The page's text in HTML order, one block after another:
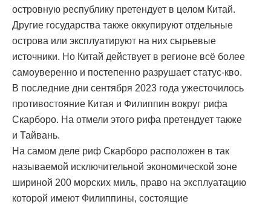
островную республику претендует в целом Китай.
Другие государства также оккупируют отдельные
острова или эксплуатируют на них сырьевые
источники. Но Китай действует в регионе всё более
самоуверенно и постепенно разрушает статус-кво.
В последние дни сентября 2023 года ужесточилось
противостояние Китая и Филиппин вокруг рифа
Скарборо. На отмели этого рифа претендует также
и Тайвань.
На самом деле риф Скарборо расположен в так
называемой исключительной экономической зоне
шириной 200 морских миль, право на эксплуатацию
которой имеют Филиппины, состоящие